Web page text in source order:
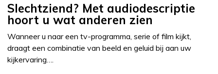
Slechtziend? Met audiodescriptie
hoort u wat anderen zien
Wanneer u naar een tv-programma, serie of film kijkt,
draagt een combinatie van beeld en geluid bij aan uw
kijkervaring….